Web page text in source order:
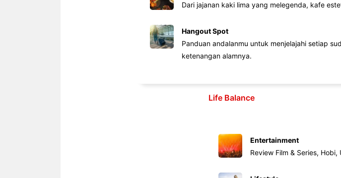
Dari jajanan kaki lima yang melegenda, kafe
Hangout Spot
Panduan andalanmu untuk menjelajahi setiap
ketenangan alamnya.
Life Balance
Entertainment
Review Film & Series,